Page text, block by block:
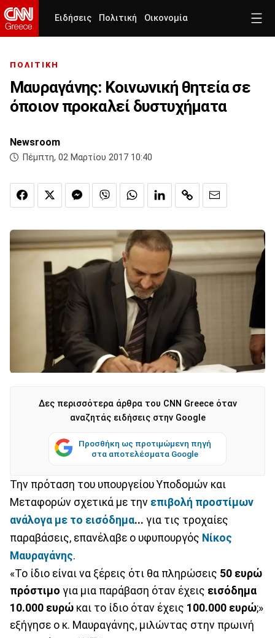
Ειδήσεις Πολιτική Οικονομία
ΠΟΛΙΤΙΚΗ
Μαυραγάνης: Κοινωνική θητεία σε
όποιον προκαλεί δυστυχήματα
Newsroom
Πέμπτη, 02 Μαρτίου 2017 10:40
Δες περισσότερα άρθρα του CNN Greece όταν
αναζητάς ειδήσεις στην Google
Προσθήκη ως προτιμώμενη πηγή
στα αποτελέσματα Google
Την πρόταση του υπουργείου Υποδομών και
Μεταφορών σχετικά με την επιβολή προστίμων
ανάλογα με το εισόδημα... για τις τροχαίες
παραβάσεις, επανέλαβε ο υφυπουργός Νίκος
Μαυραγάνης.
«Το ίδιο είναι να ξέρεις ότι θα πληρώσεις 50 ευρώ
πρόστιμο για μια παράβαση όταν έχεις εισόδημα
10.000 ευρώ και το ίδιο όταν έχεις 100.000 ευρώ;»
εξήγησε ο κ. Μαυραγάνης, μιλώντας στην πρωινή